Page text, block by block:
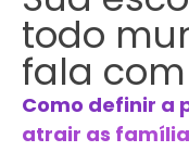
todo
fala
Como definir a
atrair as